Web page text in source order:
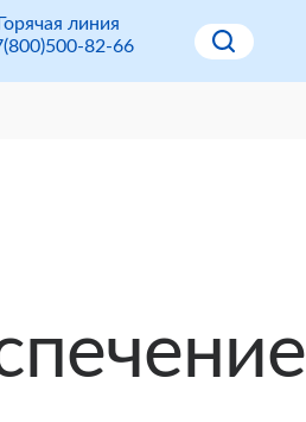
Горячая линия
82-66